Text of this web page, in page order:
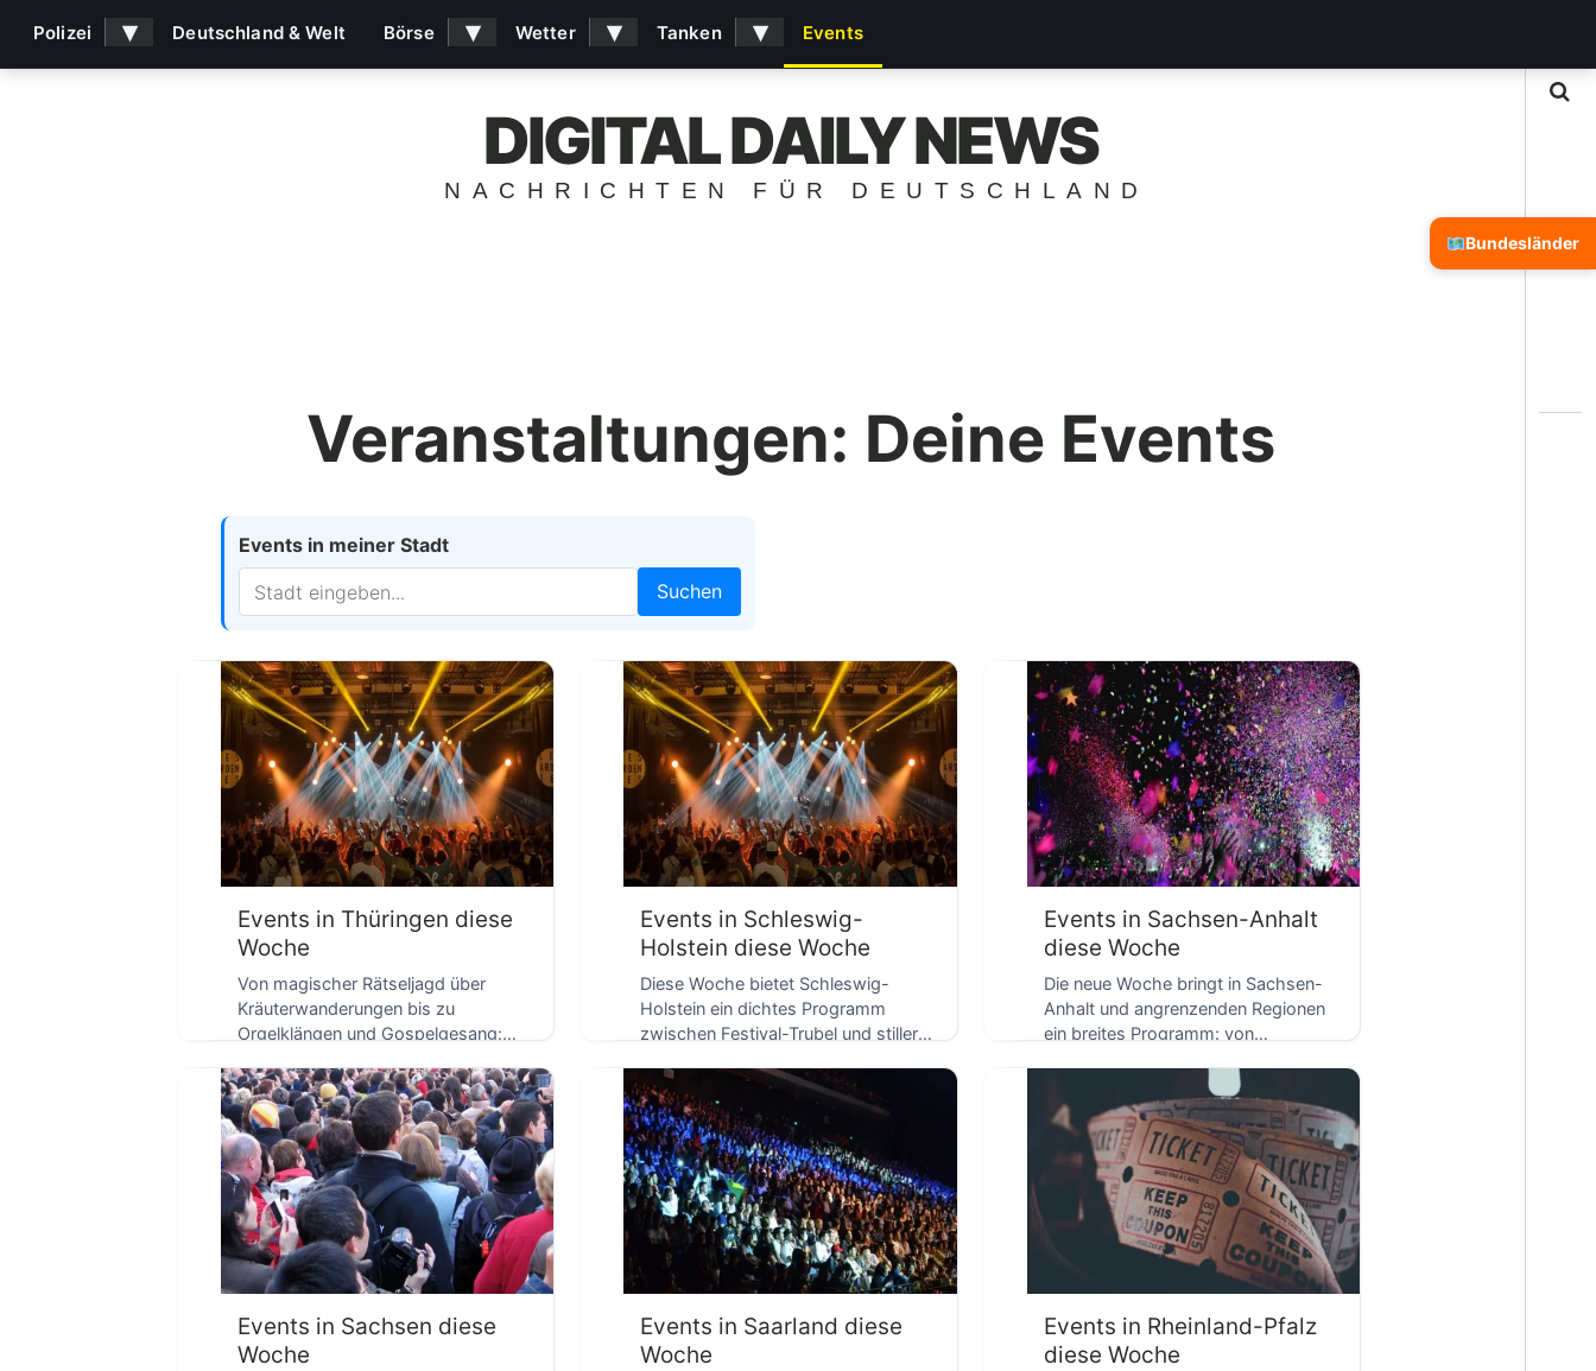
DIGITAL DAILY NEWS
NACHRICHTEN FÜR DEUTSCHLAND
Veranstaltungen: Deine Events
Events in meiner Stadt
Suchen
Events in Thüringen diese
Woche
D
Von magischer Rätseljagd über
Kräuterwanderungen bis zu
Orgelklängen und Gospelgesang:
breites Programm für […]
Events in Schleswig-
Holstein diese Woche
D
Diese Woche bietet Schleswig-
Holstein ein dichtes Programm
zwischen Festival-Trubel und stiller
der Jazz die […]
Events in Sachsen-Anhalt
diese Woche
D
Die neue Woche bringt in Sachsen-
Anhalt und angrenzenden Regionen
ein breites Programm: von
Ferienangebote für Kinder […]
Events in Sachsen diese
Woche
D
Events in Saarland diese
Woche
D
Events in Rheinland-Pfalz
diese Woche
D
Polizei ▾ Deutschland & Welt Börse ▾ Wetter ▾ Tanken ▾ Events
Bundesländer